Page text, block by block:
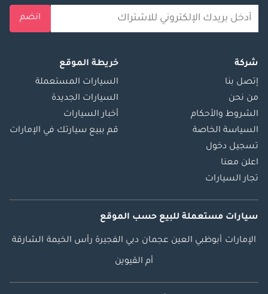
انضم
شركة
إتصل بنا
من نحن
الشروط والأحكام
السياسة الخاصة
تسجيل دخول
اعلن معنا
تجار السيارات
خريطة الموقع
السيارات المستعملة
السيارات الجديدة
أخبار السيارات
قم ببيع سيارتك في الإمارات
سيارات مستعملة للبيع حسب الموقع
الإمارات أبوظبي العين عجمان دبي الفجيرة رأس الخيمة الشارقة
أم القيوين